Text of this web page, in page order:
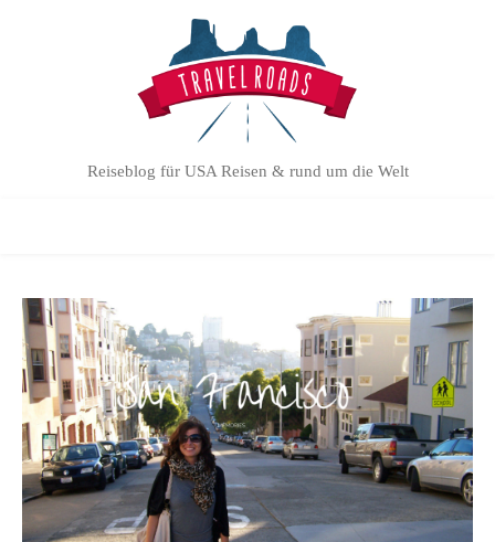
Reiseblog für USA Reisen & rund um die Welt